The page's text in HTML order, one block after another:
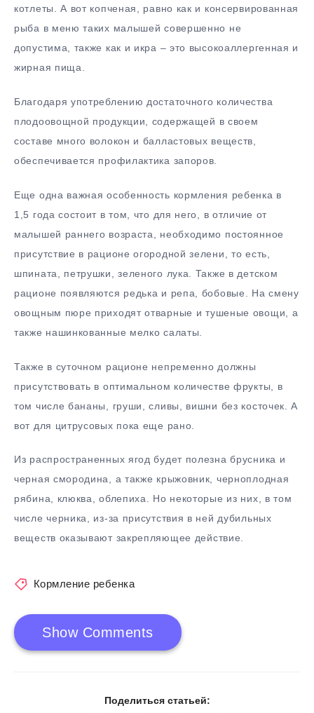
котлеты. А вот копченая, равно как и консервированная
рыба в меню таких малышей совершенно не
допустима, также как и икра – это высокоаллергенная и
жирная пища.
Благодаря употреблению достаточного количества
плодоовощной продукции, содержащей в своем
составе много волокон и балластовых веществ,
обеспечивается профилактика запоров.
Еще одна важная особенность кормления ребенка в
1,5 года состоит в том, что для него, в отличие от
малышей раннего возраста, необходимо постоянное
присутствие в рационе огородной зелени, то есть,
шпината, петрушки, зеленого лука. Также в детском
рационе появляются редька и репа, бобовые. На смену
овощным пюре приходят отварные и тушеные овощи, а
также нашинкованные мелко салаты.
Также в суточном рационе непременно должны
присутствовать в оптимальном количестве фрукты, в
том числе бананы, груши, сливы, вишни без косточек. А
вот для цитрусовых пока еще рано.
Из распространенных ягод будет полезна брусника и
черная смородина, а также крыжовник, черноплодная
рябина, клюква, облепиха. Но некоторые из них, в том
числе черника, из-за присутствия в ней дубильных
веществ оказывают закрепляющее действие.
Кормление ребенка
Show Comments
Поделиться статьей: